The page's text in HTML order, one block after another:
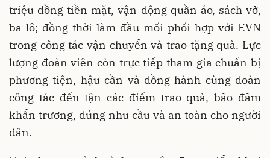
triệu đồng tiền mặt, vận động quần áo, sách vở,
ba lô; đồng thời làm đầu mối phối hợp với EVN
trong công tác vận chuyển và trao tặng quà. Lực
lượng đoàn viên còn trực tiếp tham gia chuẩn bị
phương tiện, hậu cần và đồng hành cùng đoàn
công tác đến tận các điểm trao quà, bảo đảm
khẩn trương, đúng nhu cầu và an toàn cho người
dân.